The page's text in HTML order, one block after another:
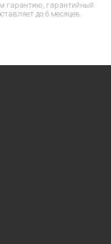
гарантию, гарантийный
до 6 месяцев.